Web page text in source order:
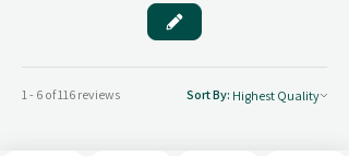
1 - 6 of 116 reviews Sort By: